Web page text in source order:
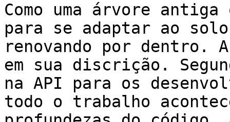
Como uma árvore
para se adaptar ao
renovando por dentro.
em sua discrição.
na API para os
todo o trabalho